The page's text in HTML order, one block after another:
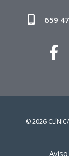
659
© 2026